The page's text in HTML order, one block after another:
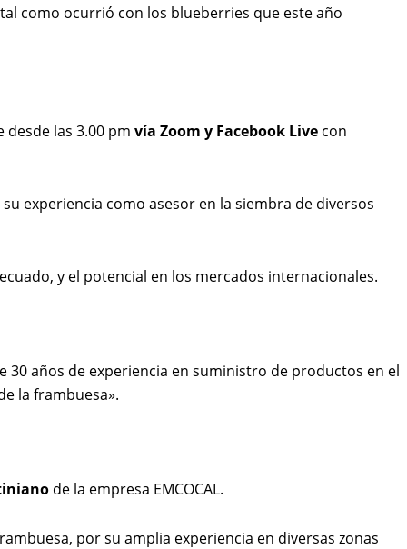
como ocurrió con los blueberries que este año
las 3.00 pm vía Zoom y Facebook Live con
experiencia como asesor en la siembra de diversos
y el potencial en los mercados internacionales.
30 años de experiencia en suministro de productos en el
la frambuesa».
de la empresa EMCOCAL.
por su amplia experiencia en diversas zonas